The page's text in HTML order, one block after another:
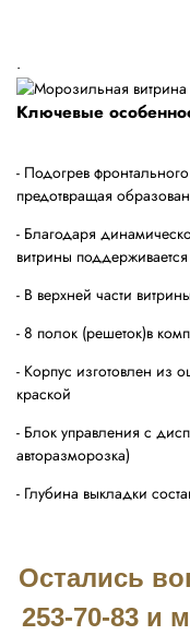
.
Ключевые
- Подогрев
предотвращая
- Благодаря
витрины
- В верхней части
- 8 полок (решеток)в
- Корпус изготовлен из
краской
- Блок управления с
авторазморозка)
- Глубина выкладки
Остались
253-70-83 и